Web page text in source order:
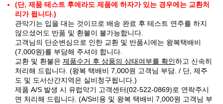
(단, 제품 테스트 후에라도 제품에 하자가 있는 경우에는 교환처
리가 됩니다.)
관악기는 입을 대는 것이므로 배송 완료 후 테스트 연주를 하지
않으셨어도 반품 및 환불이 불가능합니다.
고객님의 단순변심으로 인한 교환 및 반품시에는 왕복택배비
(7,000원)를 부담해 주셔야 합니다.
교환 및 환불은 제품수거 후 상품의 상태여부를 확인하고 신속히
처리해 드립니다. (왕복 택배비 7,000원 고객님 부담. / 단, 제주
도 및 도서산간지역은 실비청구됩니다.)
제품 A/S 발생 시 유럽악기 고객센터(02-522-0869)로 연락주시
면 처리해 드립니다. (A/S비용 및 왕복 택배비 7,000원 고객님 부